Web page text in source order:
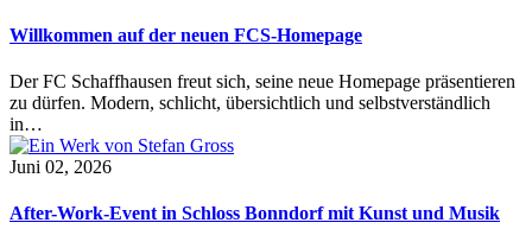
Willkommen auf der neuen FCS-Homepage
Der FC Schaffhausen freut sich, seine neue Homepage präsentieren
zu dürfen. Modern, schlicht, übersichtlich und selbstverständlich
in…
Juni 02, 2026
After-Work-Event in Schloss Bonndorf mit Kunst und Musik